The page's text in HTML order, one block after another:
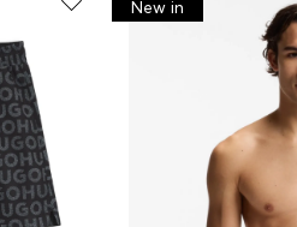
New in